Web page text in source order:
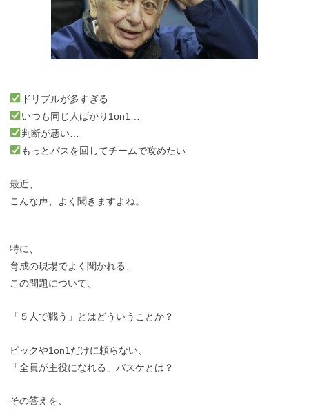
ドリブルが多すぎる
いつも同じ人ばかり1on1…
判断が悪い…
もっとパスを回してチームで攻めたい
最近、
こんな声、よく聞きますよね。
特に、
育成の現場でよく聞かれる、
この問題について、
「５人で戦う」とはどういうことか？
ピックや1on1だけに頼らない、
「全員が主役になれる」バスケとは？
その答えを、